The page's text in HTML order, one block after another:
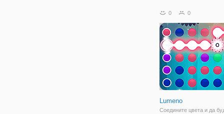
процессом. Здесь вы
Оптикусом и его
Софией, которые лучше
разбираются в
0 0
Lumeno
Соедините цвета и да